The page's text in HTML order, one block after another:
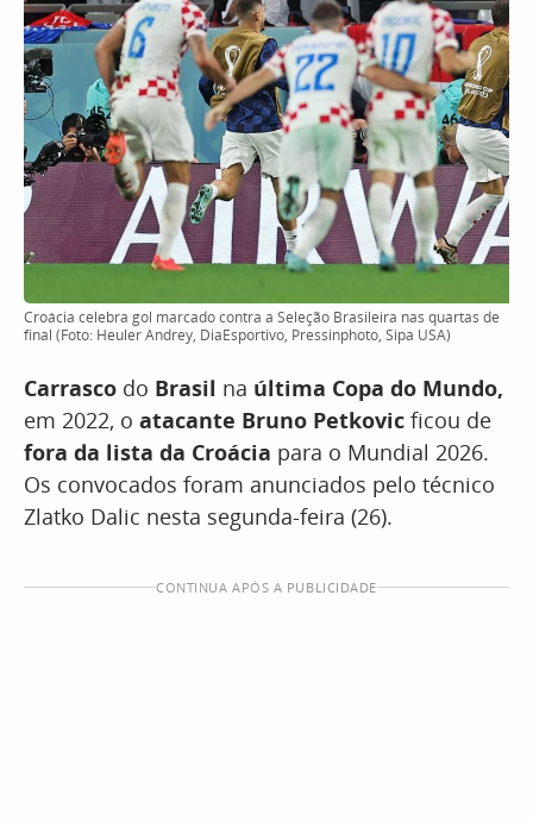
Croácia celebra gol marcado contra a Seleção Brasileira nas quartas de
final (Foto: Heuler Andrey, DiaEsportivo, Pressinphoto, Sipa USA)
Carrasco do Brasil na última Copa do Mundo,
em 2022, o atacante Bruno Petkovic ficou de
fora da lista da Croácia para o Mundial 2026.
Os convocados foram anunciados pelo técnico
Zlatko Dalic nesta segunda-feira (26).
CONTINUA APÓS A PUBLICIDADE